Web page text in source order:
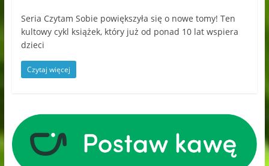
Seria Czytam Sobie powiększyła się o nowe tomy! Ten
kultowy cykl książek, który już od ponad 10 lat wspiera
dzieci
Czytaj więcej